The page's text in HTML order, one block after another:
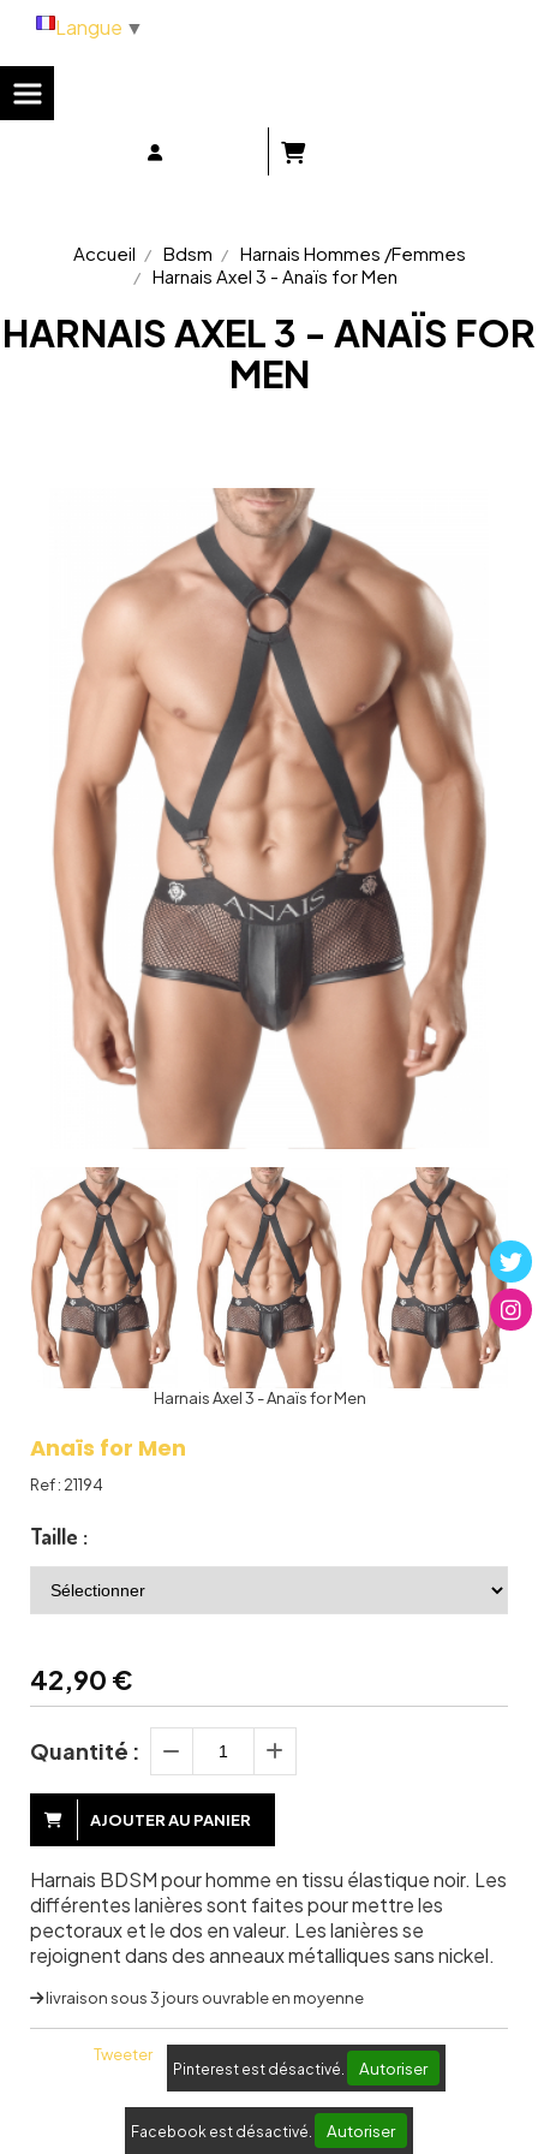
Accueil Bdsm
Harnais Hommes /Femmes
Harnais Axel 3 - Anaïs for Men
HARNAIS AXEL 3 - ANAÏS FOR
MEN
Harnais Axel 3 - Anaïs for Men
Anaïs for Men
Ref : 21194
Taille :
42,90 €
Quantité :
AJOUTER AU PANIER
Harnais BDSM pour homme en tissu élastique noir. Les
différentes lanières sont faites pour mettre les
pectoraux et le dos en valeur. Les lanières se
rejoignent dans des anneaux métalliques sans nickel.
livraison sous 3 jours ouvrable en moyenne
Tweeter
Pinterest est désactivé. Autoriser
Facebook est désactivé. Autoriser
Langue ▼